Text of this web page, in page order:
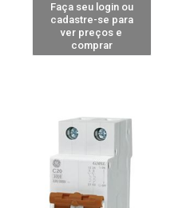
Faça seu login ou
cadastre-se para
ver preços e
comprar